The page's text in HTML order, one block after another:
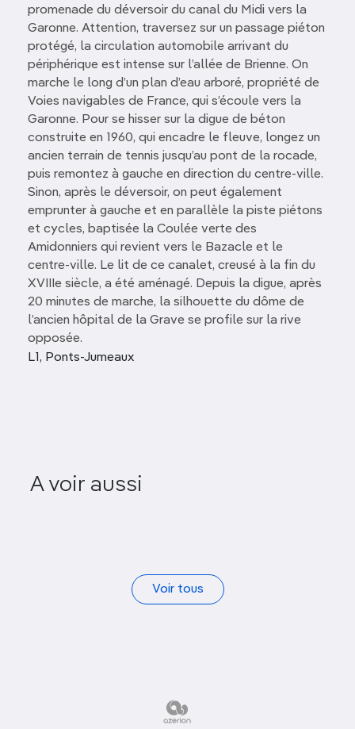
promenade du déversoir du canal du Midi vers la
Garonne. Attention, traversez sur un passage piéton
protégé, la circulation automobile arrivant du
périphérique est intense sur l’allée de Brienne. On
marche le long d’un plan d’eau arboré, propriété de
Voies navigables de France, qui s’écoule vers la
Garonne. Pour se hisser sur la digue de béton
construite en 1960, qui encadre le fleuve, longez un
ancien terrain de tennis jusqu’au pont de la rocade,
puis remontez à gauche en direction du centre-ville.
Sinon, après le déversoir, on peut également
emprunter à gauche et en parallèle la piste piétons
et cycles, baptisée la Coulée verte des
Amidonniers qui revient vers le Bazacle et le
centre-ville. Le lit de ce canalet, creusé à la fin du
XVIIIe siècle, a été aménagé. Depuis la digue, après
20 minutes de marche, la silhouette du dôme de
l’ancien hôpital de la Grave se profile sur la rive
opposée.
L1, Ponts-Jumeaux
A voir aussi
Prairie des Filtres
Voir tous